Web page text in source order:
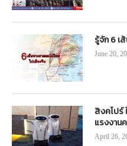
รู้จัก 6 เ
June 20,
สิงคโปร์
แรงงาน
April 26,